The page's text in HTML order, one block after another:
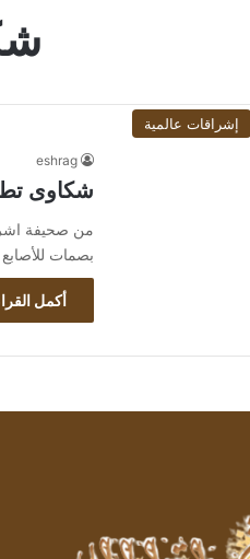
إشراقات عالمية
eshrag
شكاوى تطارد
بصمات
أكمل